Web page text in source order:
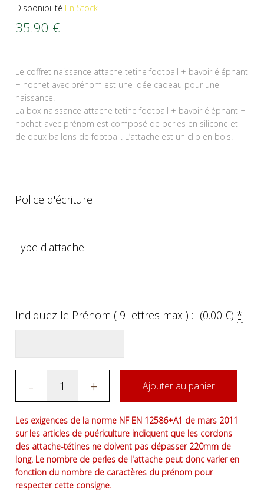
Disponibilité En Stock
35.90 €
Le coffret naissance attache tetine football + bavoir éléphant
+ hochet avec prénom est une idée cadeau pour une
naissance.
La box naissance attache tetine football + bavoir éléphant +
hochet avec prénom est composé de perles en silicone et
de deux ballons de football. L’attache est un clip en bois.
Police d'écriture
Type d'attache
Indiquez le Prénom ( 9 lettres max ) :- (0.00€)*
- + Ajouter au panier
Les exigences de la norme NF EN 12586+A1 de mars 2011
sur les articles de puériculture indiquent que les cordons
des attache-tétines ne doivent pas dépasser 220mm de
long. Le nombre de perles de l'attache peut donc varier en
fonction du nombre de caractères du prénom pour
respecter cette consigne.